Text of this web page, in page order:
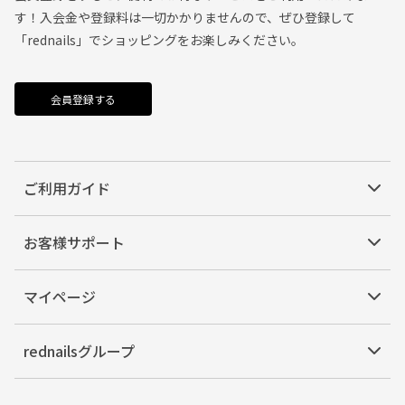
す！入会金や登録料は一切かかりませんので、ぜひ登録して
「rednails」でショッピングをお楽しみください。
会員登録する
ご利用ガイド
お客様サポート
マイページ
rednailsグループ